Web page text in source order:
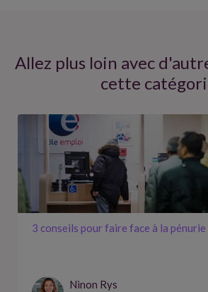
Allez plus loin avec
cette
3 conseils pour faire face à la
Ninon Rys